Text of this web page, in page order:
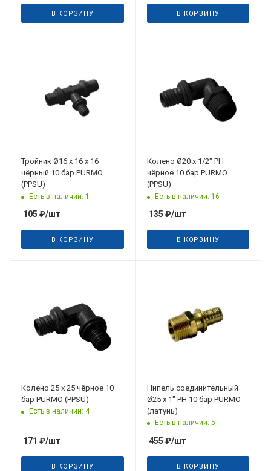
В КОРЗИНУ В КОРЗИНУ
Тройник Ø16 х 16 х 16
чёрный 10 бар PURMO
(PPSU)
Есть в наличии: 1
105 ₽/шт
В КОРЗИНУ
Колено Ø20 х 1/2" РН
чёрное 10 бар PURMO
(PPSU)
Есть в наличии: 16
135 ₽/шт
В КОРЗИНУ
Колено 25 х 25 чёрное 10
бар PURMO (PPSU)
Есть в наличии: 4
171 ₽/шт
В КОРЗИНУ
Нипель соединительный
Ø25 х 1" РН 10 бар PURMO
(латунь)
Есть в наличии: 5
455 ₽/шт
В КОРЗИНУ